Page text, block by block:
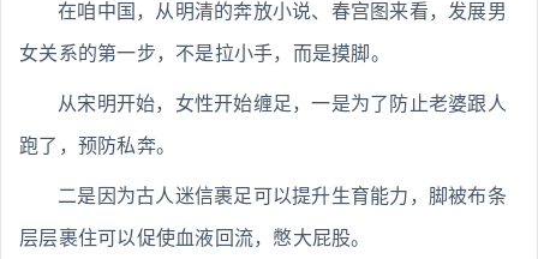
在咱中国，从明清的奔放小说、春宫图来看，发展男
女关系的第一步，不是拉小手，而是摸脚。
从宋明开始，女性开始缠足，一是为了防止老婆跟人
跑了，预防私奔。
二是因为古人迷信裹足可以提升生育能力，脚被布条
层层裹住可以促使血液回流，憋大屁股。